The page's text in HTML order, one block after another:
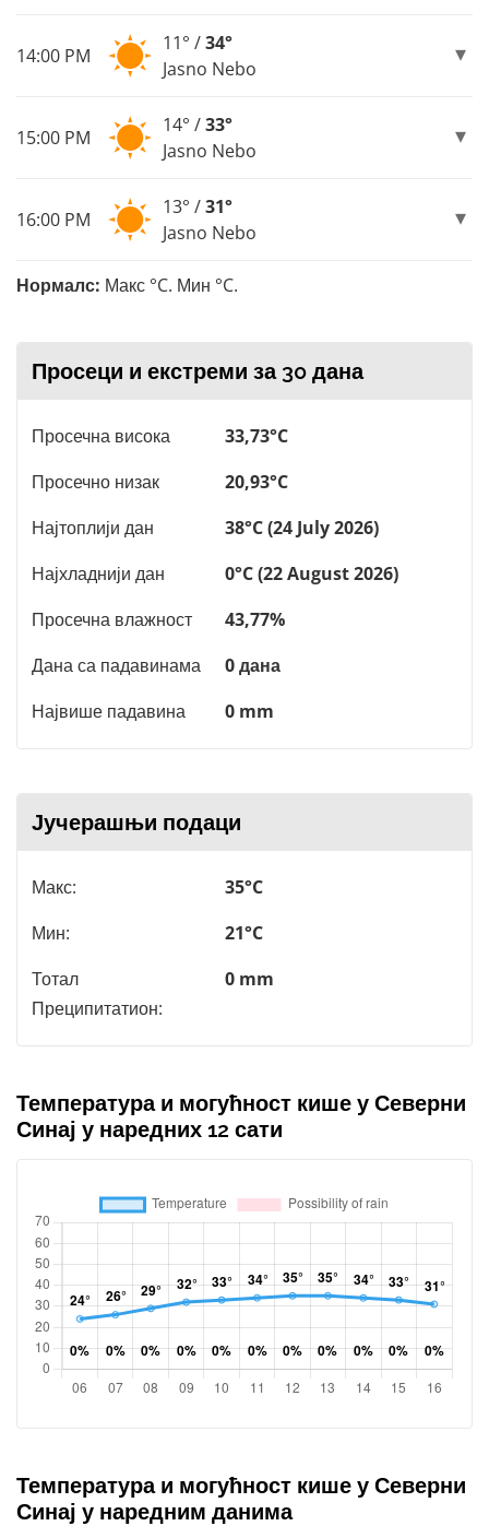
14:00 PM
11° /34°
Jasno Nebo
15:00 PM
14° /33°
Jasno Nebo
16:00 PM
13° /31°
Jasno Nebo
Нормалс: Макс °C. Мин °C.
Просеци и екстреми за 30 дана
Просечна висока
33,73°C
Просечно низак
20,93°C
Најтоплији дан
38°C (24 July 2026)
Најхладнији дан
0°C (22 August 2026)
Просечна влажност
43,77%
Дана са падавинама
0 дана
Највише падавина
0 mm
Јучерашњи подаци
Макс:
35°C
Мин:
21°C
Тотал
Преципитатион:
0 mm
Температура и могућност кише у Северни
Синај у наредних 12 сати
Температура и могућност кише у Северни
Синај у наредним данима